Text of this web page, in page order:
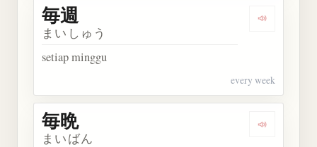
Dengarkan
毎週
まいしゅう
setiap minggu
every week
Dengarkan
毎晩
まいばん